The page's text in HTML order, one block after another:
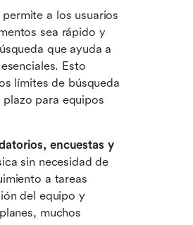
a los usuarios
sea rápido y
que ayuda a
Esto
límites de búsqueda
para equipos
encuestas y
sin necesidad de
a tareas
del equipo y
muchos